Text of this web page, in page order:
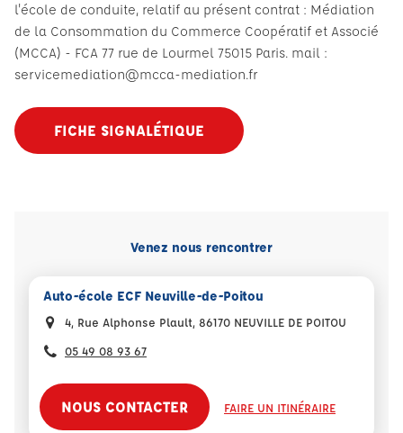
l'école de conduite, relatif au présent contrat : Médiation
de la Consommation du Commerce Coopératif et Associé
(MCCA) - FCA 77 rue de Lourmel 75015 Paris. mail :
servicemediation@mcca-mediation.fr
FICHE SIGNALÉTIQUE
Venez nous rencontrer
Auto-école ECF Neuville-de-Poitou
4, Rue Alphonse Plault, 86170 NEUVILLE DE POITOU
05 49 08 93 67
NOUS CONTACTER FAIRE UN ITINÉRAIRE